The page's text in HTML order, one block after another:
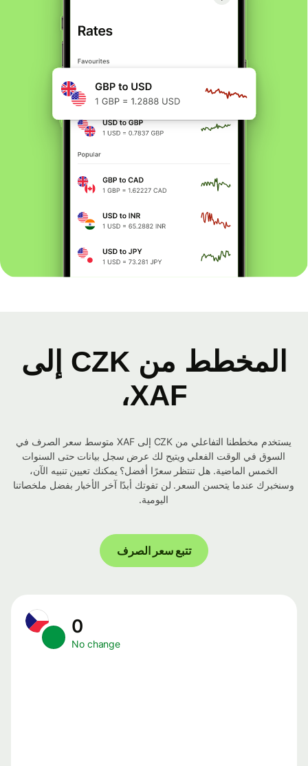
المخطط من CZK إلى
XAF،
يستخدم مخططنا التفاعلي من CZK إلى XAF متوسط ​​سعر الصرف في
السوق في الوقت الفعلي ويتيح لك عرض سجل بيانات حتى السنوات
الخمس الماضية. هل تنتظر سعرًا أفضل؟ يمكنك تعيين تنبيه الآن،
وسنخبرك عندما يتحسن السعر. لن تفوتك أبدًا آخر الأخبار بفضل ملخصاتنا
اليومية.
تتبع سعر الصرف
No change